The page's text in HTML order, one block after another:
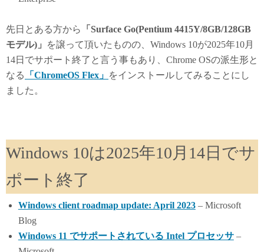
n
先日とある方から
「Surface Go(Pentium 4415Y/8GB/128GB
モデル)」
を譲って頂いたものの、Windows 10が2025年10月
14日でサポート終了と言う事もあり、Chrome OSの派生形と
なる
「ChromeOS Flex」 をインストールしてみることにし
ました。
Windows 10は2025年10月14日でサ
ポート終了
Windows client roadmap update: April 2023– Microsoft
Blog
Windows 11 でサポートされている Intel プロセッサ–